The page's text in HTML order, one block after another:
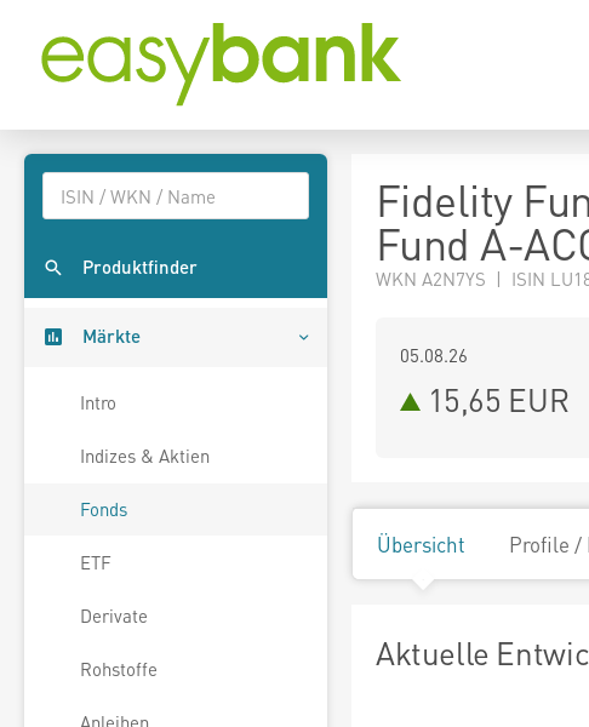
Produktfinder
Märkte
Intro
Indizes & Aktien
Fonds
ETF
Derivate
Rohstoffe
Fidelity
Fund A-
WKN A2N7YS | ISIN
05.08.26
15,65 EUR
Übersicht Profile /
Aktuelle